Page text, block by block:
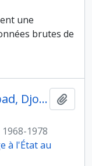
une
brutes de
Fouilles des Tepes Djaffarabad, Djowi et Bendebal
1968-1978
à l'État au